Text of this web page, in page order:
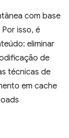
com base
isso, é
eliminar
de
técnicas de
em cache